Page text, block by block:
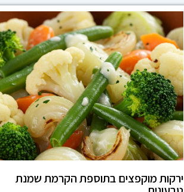
ירקות מוקפצים בתוספת הקרמת שמנת